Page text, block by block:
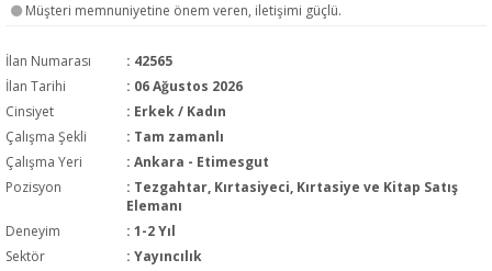
Müşteri memnuniyetine önem veren, iletişimi güçlü.
İlan Numarası
: 42565
İlan Tarihi
: 06 Ağustos 2026
Cinsiyet
: Erkek / Kadın
Çalışma Şekli
: Tam zamanlı
Çalışma Yeri
: Ankara - Etimesgut
Pozisyon
: Tezgahtar, Kırtasiyeci, Kırtasiye ve Kitap Satış
Elemanı
Deneyim
: 1-2 Yıl
Sektör
: Yayıncılık